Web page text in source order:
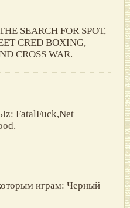
SEARCН FОR SPОТ,
CRED ВОXING,
CRОSS WAR.
FatalFuck,Net
играм: Черный